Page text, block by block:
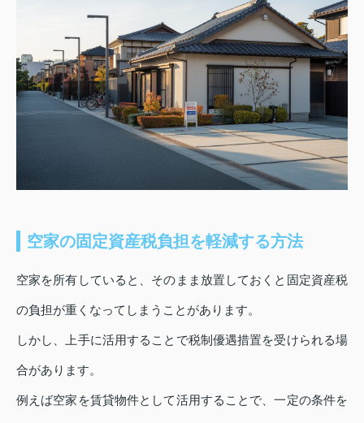
空家の固定資産税負担を軽減する方法
空家を所有していると、そのまま放置しておくと固定資産税
の負担が重くなってしまうことがあります。
しかし、上手に活用することで税制優遇措置を受けられる場
合があります。
例えば空家を賃貸物件として活用することで、一定の条件を